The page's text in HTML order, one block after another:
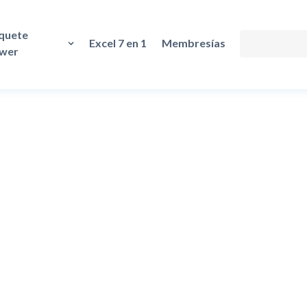
Excel 7 en 1 Membresías